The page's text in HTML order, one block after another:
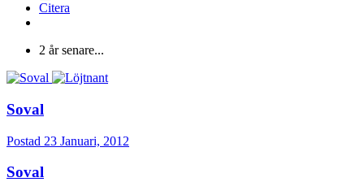
Citera
2 år senare...
Soval
Postad 23 Januari, 2012
Soval